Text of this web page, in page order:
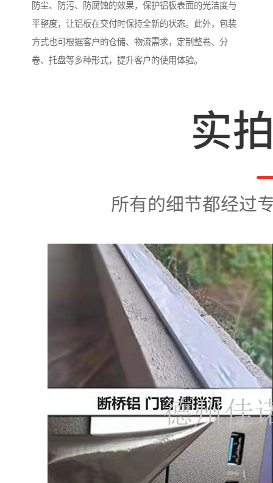
防尘、防污、防腐蚀的效果，保护铝板表面的光洁度与
平整度，让铝板在交付时保持全新的状态。此外，包装
方式也可根据客户的仓储、物流需求，定制整卷、分
卷、托盘等多种形式，提升客户的使用体验。